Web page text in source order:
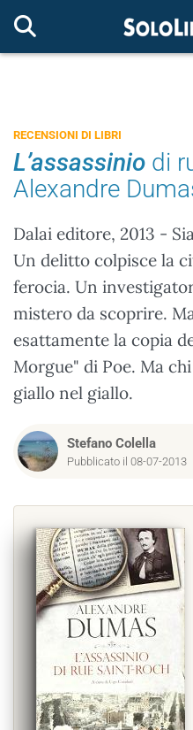
RECENSIONI DI LIBRI
L’assassinio di
Alexandre
Dalai editore, 2013 -
Un delitto colpisce la
ferocia. Un
mistero da scoprire.
esattamente la copia
Morgue" di Poe. Ma
giallo nel giallo.
Stefano Colella
Pubblicato il 08-07-2013